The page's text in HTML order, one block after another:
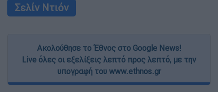
Σελίν Ντιόν
Ακολούθησε το Έθνος στο Google News!
Live όλες οι εξελίξεις λεπτό προς λεπτό, με την
υπογραφή του www.ethnos.gr